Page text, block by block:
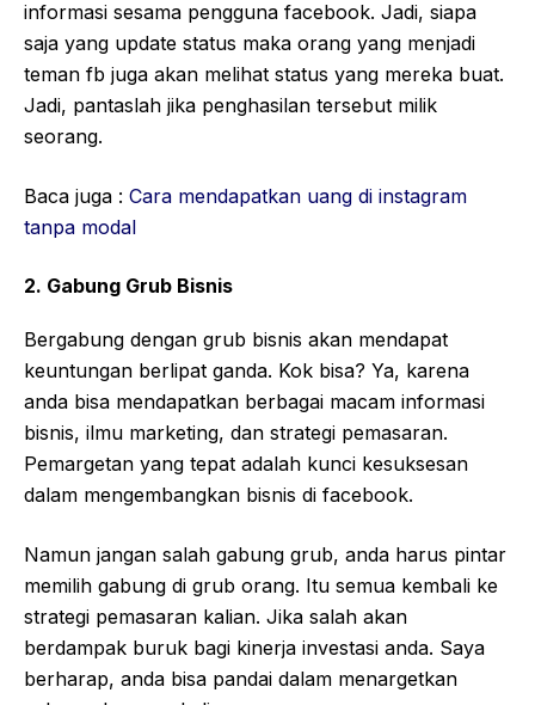
informasi sesama pengguna facebook. Jadi, siapa
saja yang update status maka orang yang menjadi
teman fb juga akan melihat status yang mereka buat.
Jadi, pantaslah jika penghasilan tersebut milik
seorang.
Baca juga : Cara mendapatkan uang di instagram
tanpa modal
2. Gabung Grub Bisnis
Bergabung dengan grub bisnis akan mendapat
keuntungan berlipat ganda. Kok bisa? Ya, karena
anda bisa mendapatkan berbagai macam informasi
bisnis, ilmu marketing, dan strategi pemasaran.
Pemargetan yang tepat adalah kunci kesuksesan
dalam mengembangkan bisnis di facebook.
Namun jangan salah gabung grub, anda harus pintar
memilih gabung di grub orang. Itu semua kembali ke
strategi pemasaran kalian. Jika salah akan
berdampak buruk bagi kinerja investasi anda. Saya
berharap, anda bisa pandai dalam menargetkan